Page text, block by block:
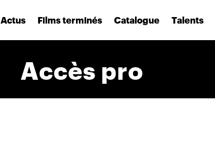
Actus Films terminés Catalogue Talents
Accès pro